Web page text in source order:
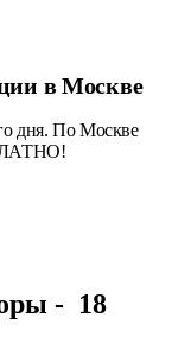
в Москве
дня. По Москве
- 18